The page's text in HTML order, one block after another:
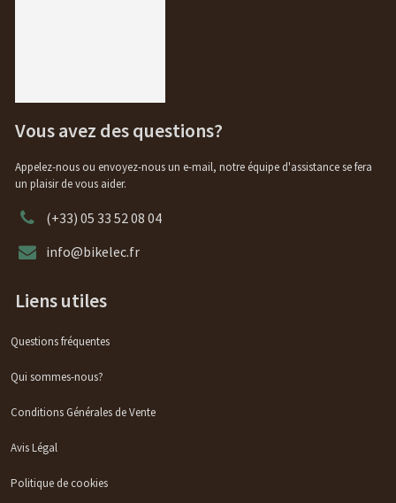
Vous avez des questions?
Appelez-nous ou envoyez-nous un e-mail, notre équipe d'assistance se fera
un plaisir de vous aider.
(+33) 05 33 52 08 04
info@bikelec.fr
Liens utiles
Questions fréquentes
Qui sommes-nous?
Conditions Générales de Vente
Avis Légal
Politique de cookies